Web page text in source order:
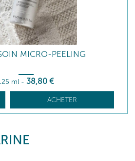
MICRO-PEELING
ml - 38,80 €
ACHETER